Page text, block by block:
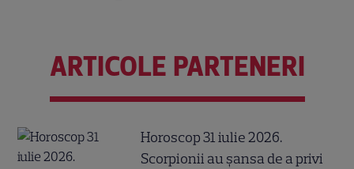
ARTICOLE PARTENERI
Horoscop 31 iulie 2026.
Scorpionii au șansa de a privi